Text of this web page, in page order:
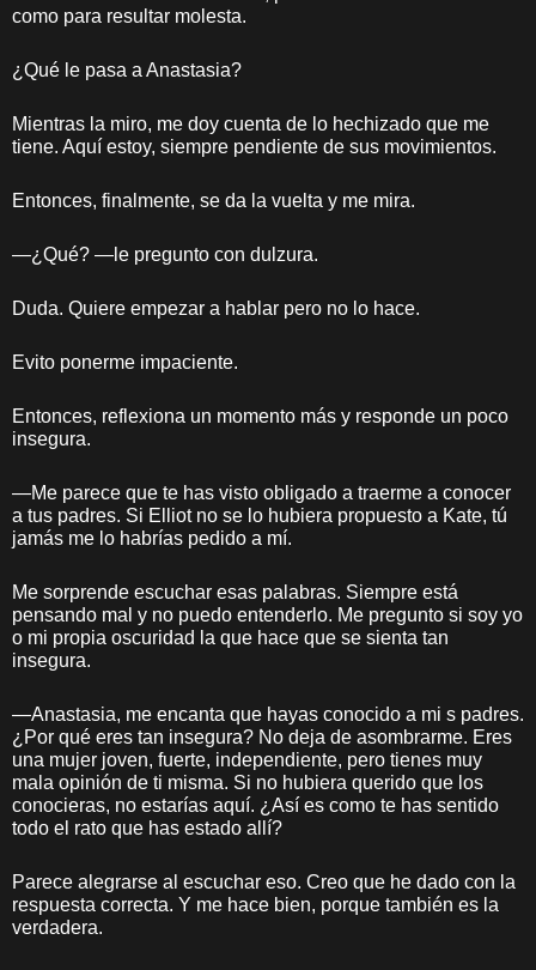
como para resultar molesta.
¿Qué le pasa a Anastasia?
Mientras la miro, me doy cuenta de lo hechizado que me
tiene. Aquí estoy, siempre pendiente de sus movimientos.
Entonces, finalmente, se da la vuelta y me mira.
—¿Qué? —le pregunto con dulzura.
Duda. Quiere empezar a hablar pero no lo hace.
Evito ponerme impaciente.
Entonces, reflexiona un momento más y responde un poco
insegura.
—Me parece que te has visto obligado a traerme a conocer
a tus padres. Si Elliot no se lo hubiera propuesto a Kate, tú
jamás me lo habrías pedido a mí.
Me sorprende escuchar esas palabras. Siempre está
pensando mal y no puedo entenderlo. Me pregunto si soy yo
o mi propia oscuridad la que hace que se sienta tan
insegura.
—Anastasia, me encanta que hayas conocido a mi s padres.
¿Por qué eres tan insegura? No deja de asombrarme. Eres
una mujer joven, fuerte, independiente, pero tienes muy
mala opinión de ti misma. Si no hubiera querido que los
conocieras, no estarías aquí. ¿Así es como te has sentido
todo el rato que has estado allí?
Parece alegrarse al escuchar eso. Creo que he dado con la
respuesta correcta. Y me hace bien, porque también es la
verdadera.